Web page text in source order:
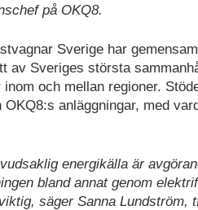
på OKQ8.
Sverige har
av Sveriges största
och mellan regioner.
anläggningar, med
energikälla är
bland annat genom
säger Sanna Lundström,